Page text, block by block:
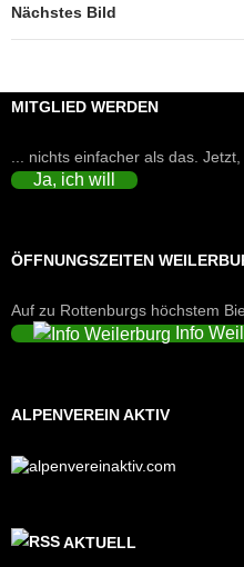
Nächstes Bild
MITGLIED WERDEN
... nichts einfacher als das.
Ja, ich will
ÖFFNUNGSZEITEN
Auf zu Rottenburgs höchstem
Info
ALPENVEREIN AKTIV
AKTUELL